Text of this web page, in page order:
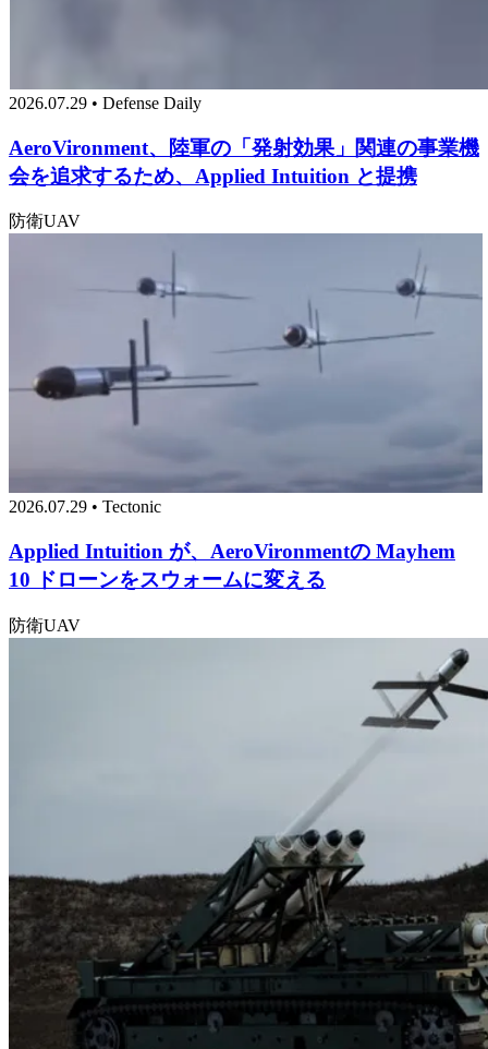
2026.07.29 • Defense Daily
AeroVironment、陸軍の「発射効果」関連の事業機
会を追求するため、Applied Intuition と提携
防衛UAV
2026.07.29 • Tectonic
Applied Intuition が、AeroVironmentの Mayhem
10 ドローンをスウォームに変える
防衛UAV